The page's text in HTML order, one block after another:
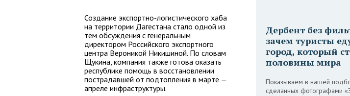
Дербент без
зачем туристы
город, который
половины мира
Показываем в нашей
сделанных фотографами
Создание экспортно-логистического хаба
на территории Дагестана стало одной из
тем обсуждения с генеральным
директором Российского экспортного
центра Вероникой Никишиной. По словам
Щукина, компания также готова оказать
республике помощь в восстановлении
пострадавшей от подтопления в марте —
апреле инфраструктуры.